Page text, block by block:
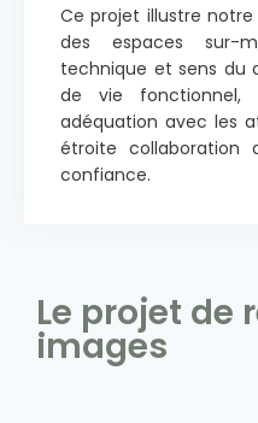
Ce projet illustre
des espaces sur-
technique et sens du
de vie
adéquation avec les
étroite collaboration
confiance.
Le projet de
images